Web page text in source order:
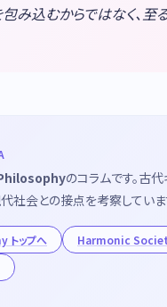
み込むからではなく、至
のコラムです。古
社会との接点を考察していま
ップへ Harmonic